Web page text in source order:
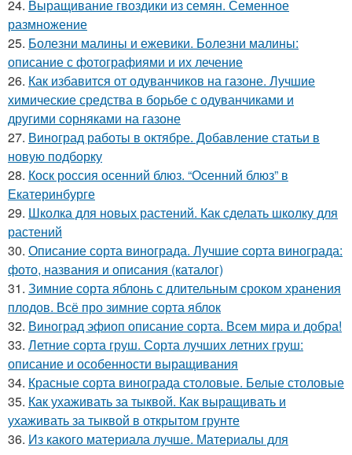
24. Выращивание гвоздики из семян. Семенное
размножение
25. Болезни малины и ежевики. Болезни малины:
описание с фотографиями и их лечение
26. Как избавится от одуванчиков на газоне. Лучшие
химические средства в борьбе с одуванчиками и
другими сорняками на газоне
27. Виноград работы в октябре. Добавление статьи в
новую подборку
28. Коск россия осенний блюз. “Осенний блюз” в
Екатеринбурге
29. Школка для новых растений. Как сделать школку для
растений
30. Описание сорта винограда. Лучшие сорта винограда:
фото, названия и описания (каталог)
31. Зимние сорта яблонь с длительным сроком хранения
плодов. Всё про зимние сорта яблок
32. Виноград эфиоп описание сорта. Всем мира и добра!
33. Летние сорта груш. Сорта лучших летних груш:
описание и особенности выращивания
34. Красные сорта винограда столовые. Белые столовые
35. Как ухаживать за тыквой. Как выращивать и
ухаживать за тыквой в открытом грунте
36. Из какого материала лучше. Материалы для